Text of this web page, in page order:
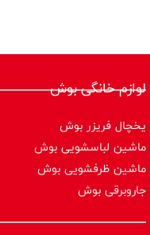
لوازم خانگی بوش
یخچال فریزر بوش
ماشین لباسشویی بوش
ماشین ظرفشویی بوش
جاروبرقی بوش